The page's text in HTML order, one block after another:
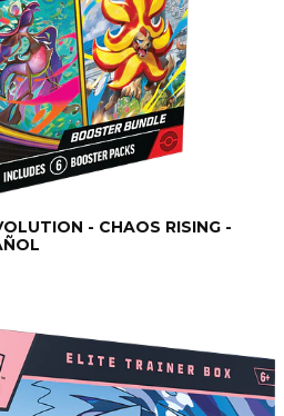
- CHAOS RISING -